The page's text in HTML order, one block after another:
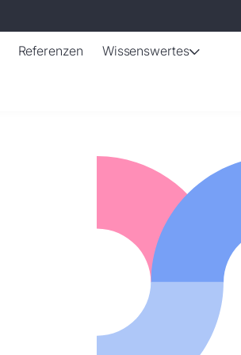
Überblick über
Compliance
Echtzeit Audit der
IT-
HR &
Referenzen Wissenswertes
Thema
Hier finden
E-Books,